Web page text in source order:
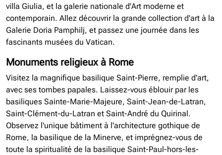
villa Giulia, et la galerie nationale d'Art moderne et
contemporain. Allez découvrir la grande collection d'art à la
Galerie Doria Pamphilj, et passez une journée dans les
fascinants musées du Vatican.
Monuments religieux à Rome
Visitez la magnifique basilique Saint-Pierre, remplie d'art,
avec ses tombes papales. Laissez-vous éblouir par les
basiliques Sainte-Marie-Majeure, Saint-Jean-de-Latran,
Saint-Clément-du-Latran et Saint-André du Quirinal.
Observez l'unique bâtiment à l'architecture gothique de
Rome, la basilique de la Minerve, et imprégnez-vous de
toute la spiritualité de la basilique Saint-Paul-hors-les-